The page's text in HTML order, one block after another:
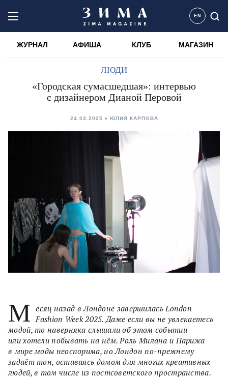
EN
ЖУРНАЛ АФИША КЛУБ МАГАЗИН
ЛЮДИ
«Городская сумасшедшая»: интервью
с дизайнером Дианой Перовой
24.03.2025 ЮЛИЯ КАРПОВА
М есяц назад в Лондоне завершилась London
Fashion Week 2025. Даже если вы не увлекаетесь
модой, то наверняка слышали об этом событии
или хотели побывать на нём. Роль Милана и Парижа
в мире моды неоспорима, но Лондон по-прежнему
задаёт тон, оставаясь домом для многих креативных
людей, в том числе из постсоветского пространства.